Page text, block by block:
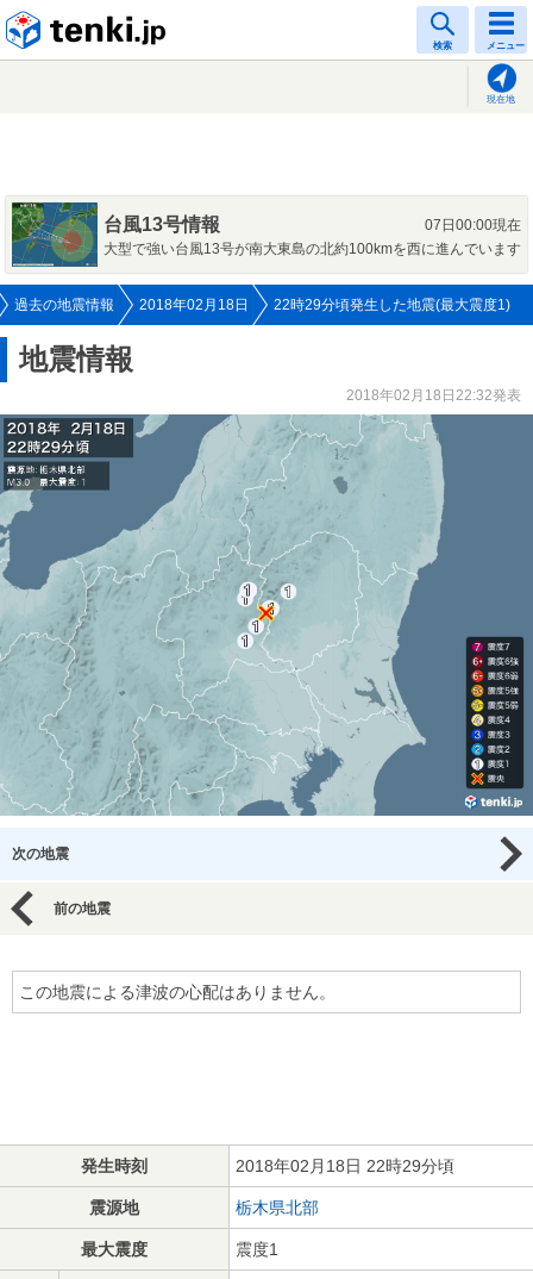
検索 メニュー
現在地
台風13号情報
07日00:00現在
大型で強い台風13号が南大東島の北約100kmを西に進んでいます
過去の地震情報 2018年02月18日 22時29分頃発生した地震(最大震度1)
地震情報
2018年02月18日22:32発表
次の地震
前の地震
この地震による津波の心配はありません。
発生時刻 2018年02月18日 22時29分頃
震源地 栃木県北部
最大震度 震度1